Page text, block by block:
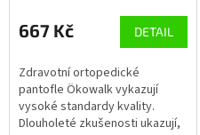
667 Kč DETAIL
Zdravotní ortopedické
pantofle Ökowalk vykazují
vysoké standardy kvality.
Dlouholeté zkušenosti ukazují,